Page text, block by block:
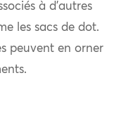
à d’autres
les sacs de dot.
peuvent en orner